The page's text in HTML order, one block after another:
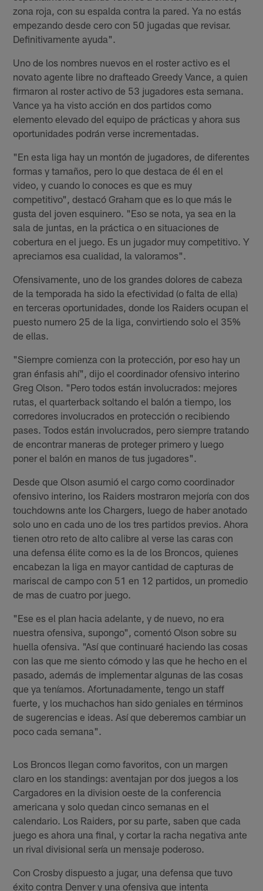
zona roja, con su espalda contra la pared. Ya no estás
empezando desde cero con 50 jugadas que revisar.
Definitivamente ayuda".
Uno de los nombres nuevos en el roster activo es el
novato agente libre no drafteado Greedy Vance, a quien
firmaron al roster activo de 53 jugadores esta semana.
Vance ya ha visto acción en dos partidos como
elemento elevado del equipo de prácticas y ahora sus
oportunidades podrán verse incrementadas.
"En esta liga hay un montón de jugadores, de diferentes
formas y tamaños, pero lo que destaca de él en el
video, y cuando lo conoces es que es muy
competitivo", destacó Graham que es lo que más le
gusta del joven esquinero. "Eso se nota, ya sea en la
sala de juntas, en la práctica o en situaciones de
cobertura en el juego. Es un jugador muy competitivo. Y
apreciamos esa cualidad, la valoramos".
Ofensivamente, uno de los grandes dolores de cabeza
de la temporada ha sido la efectividad (o falta de ella)
en terceras oportunidades, donde los Raiders ocupan el
puesto numero 25 de la liga, convirtiendo solo el 35%
de ellas.
"Siempre comienza con la protección, por eso hay un
gran énfasis ahí", dijo el coordinador ofensivo interino
Greg Olson. "Pero todos están involucrados: mejores
rutas, el quarterback soltando el balón a tiempo, los
corredores involucrados en protección o recibiendo
pases. Todos están involucrados, pero siempre tratando
de encontrar maneras de proteger primero y luego
poner el balón en manos de tus jugadores".
Desde que Olson asumió el cargo como coordinador
ofensivo interino, los Raiders mostraron mejoría con dos
touchdowns ante los Chargers, luego de haber anotado
solo uno en cada uno de los tres partidos previos. Ahora
tienen otro reto de alto calibre al verse las caras con
una defensa élite como es la de los Broncos, quienes
encabezan la liga en mayor cantidad de capturas de
mariscal de campo con 51 en 12 partidos, un promedio
de mas de cuatro por juego.
"Ese es el plan hacia adelante, y de nuevo, no era
nuestra ofensiva, supongo", comentó Olson sobre su
huella ofensiva. "Así que continuaré haciendo las cosas
con las que me siento cómodo y las que he hecho en el
pasado, además de implementar algunas de las cosas
que ya teníamos. Afortunadamente, tengo un staff
fuerte, y los muchachos han sido geniales en términos
de sugerencias e ideas. Así que deberemos cambiar un
poco cada semana".
Los Broncos llegan como favoritos, con un margen
claro en los standings: aventajan por dos juegos a los
Cargadores en la division oeste de la conferencia
americana y solo quedan cinco semanas en el
calendario. Los Raiders, por su parte, saben que cada
juego es ahora una final, y cortar la racha negativa ante
un rival divisional sería un mensaje poderoso.
Con Crosby dispuesto a jugar, una defensa que tuvo
éxito contra Denver y una ofensiva que intenta